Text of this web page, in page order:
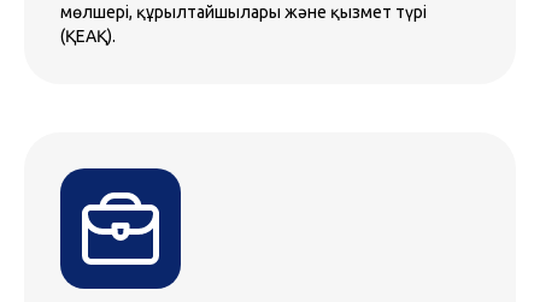
мөлшері, құрылтайшылары және қызмет түрі
(ҚЕАҚ).